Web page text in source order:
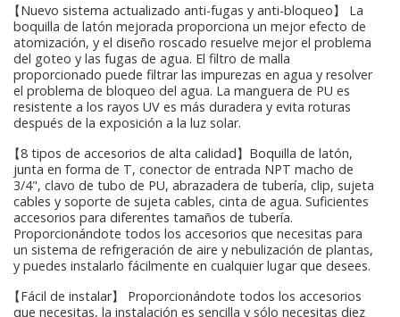
【Nuevo sistema actualizado anti-fugas y anti-bloqueo】 La
boquilla de latón mejorada proporciona un mejor efecto de
atomización, y el diseño roscado resuelve mejor el problema
del goteo y las fugas de agua. El filtro de malla
proporcionado puede filtrar las impurezas en agua y resolver
el problema de bloqueo del agua. La manguera de PU es
resistente a los rayos UV es más duradera y evita roturas
después de la exposición a la luz solar.
【8 tipos de accesorios de alta calidad】Boquilla de latón,
junta en forma de T, conector de entrada NPT macho de
3/4", clavo de tubo de PU, abrazadera de tubería, clip, sujeta
cables y soporte de sujeta cables, cinta de agua. Suficientes
accesorios para diferentes tamaños de tubería.
Proporcionándote todos los accesorios que necesitas para
un sistema de refrigeración de aire y nebulización de plantas,
y puedes instalarlo fácilmente en cualquier lugar que desees.
【Fácil de instalar】 Proporcionándote todos los accesorios
que necesitas, la instalación es sencilla y sólo necesitas diez